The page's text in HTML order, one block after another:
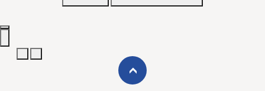
›